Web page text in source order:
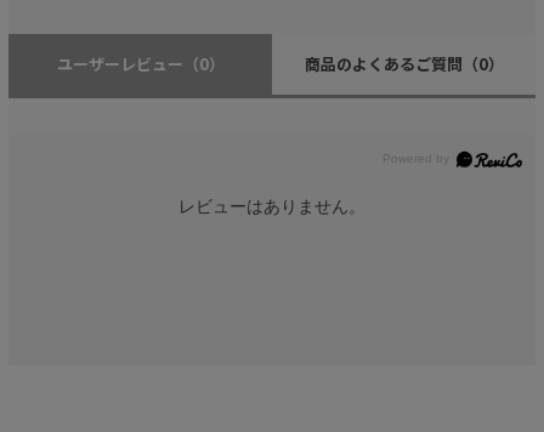
ユーザーレビュー （0） 商品のよくあるご質問 （0）
レビューはありません。